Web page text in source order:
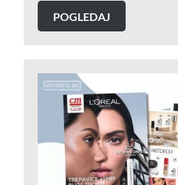
POGLEDAJ